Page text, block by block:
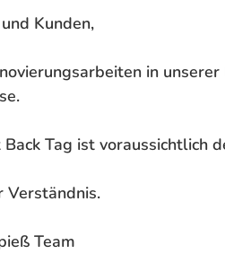
Kunden,
in
Tag ist voraussichtlich
Team